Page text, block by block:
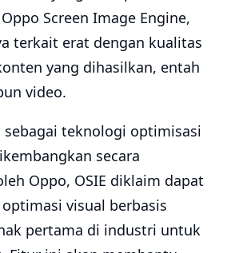
Screen Image Engine,
terkait erat dengan kualitas
yang dihasilkan, entah
video.
sebagai teknologi optimisasi
secara
Oppo, OSIE diklaim dapat
visual berbasis
pertama di industri untuk